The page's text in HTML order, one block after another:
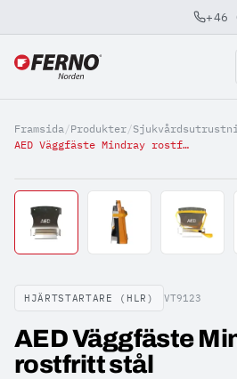
Jump to content
+46
Framsida/Produkter/
AED Väggfäste Mindray rostfritt stål
HJÄRTSTARTARE (HLR) VT9123
AED Väggfäste
rostfritt stål